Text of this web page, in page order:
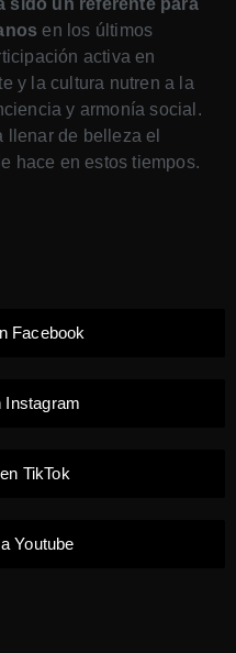
sido un referente para
en los últimos
activa en
y la cultura nutren a la
y armonía social.
llenar de belleza el
hace en estos tiempos.
Facebook
Instagram
TikTok
Youtube